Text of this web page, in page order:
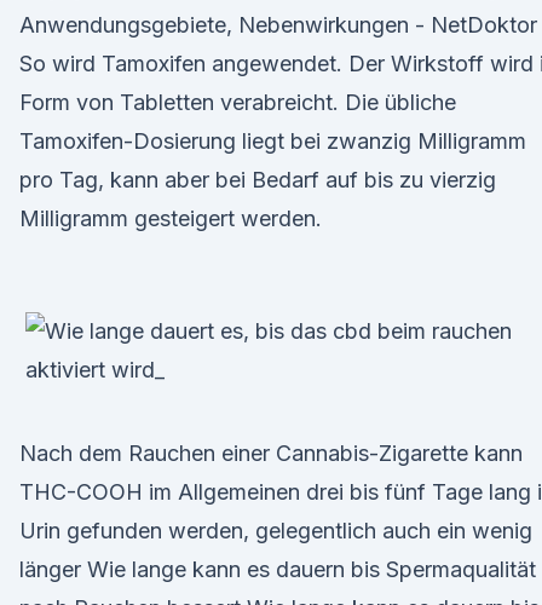
Anwendungsgebiete, Nebenwirkungen - NetDoktor
So wird Tamoxifen angewendet. Der Wirkstoff wird
Form von Tabletten verabreicht. Die übliche
Tamoxifen-Dosierung liegt bei zwanzig Milligramm
pro Tag, kann aber bei Bedarf auf bis zu vierzig
Milligramm gesteigert werden.
Nach dem Rauchen einer Cannabis-Zigarette kann
THC-COOH im Allgemeinen drei bis fünf Tage lang
Urin gefunden werden, gelegentlich auch ein wenig
länger Wie lange kann es dauern bis Spermaqualität